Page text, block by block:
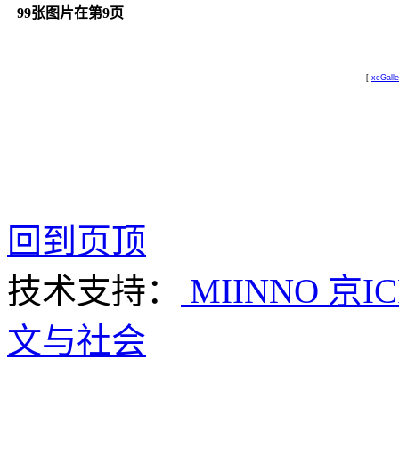
99张图片在第9页
[
回到页顶
技术支持：
MIINNO 京
文与社会